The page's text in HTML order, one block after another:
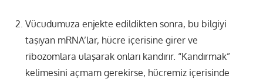
Vücudumuza enjekte edildikten sonra, bu bilgiyi
taşıyan mRNA’lar, hücre içerisine girer ve
ribozomlara ulaşarak onları kandırır. “Kandırmak”
kelimesini açmam gerekirse, hücremiz içerisinde